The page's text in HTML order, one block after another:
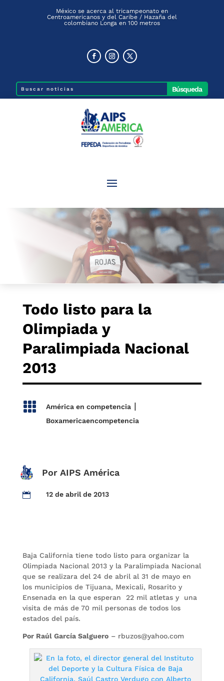
México se acerca al tricampeonato en
Centroamericanos y del Caribe / Hazaña del
colombiano Longa en 100 metros
Todo listo para la
Olimpiada y
Paralimpiada Nacional
2013
 América en competencia|
Boxamericaencompetencia
Por AIPS América
 12 de abril de 2013
Baja California tiene todo listo para organizar la
Olimpiada Nacional 2013 y la Paralimpiada Nacional
que se realizara del 24 de abril al 31 de mayo en
los municipios de Tijuana, Mexicali, Rosarito y
Ensenada en la que esperan 22 mil atletas y una
visita de más de 70 mil personas de todos los
estados del país.
Por Raúl García Salguero– rbuzos@yahoo.com